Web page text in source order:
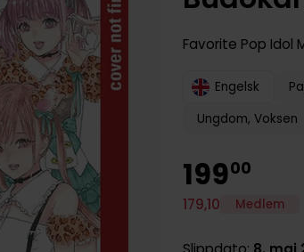
Favorite Pop Idol
Engelsk
Ungdom, Voksen
19900
179,10 Medlem